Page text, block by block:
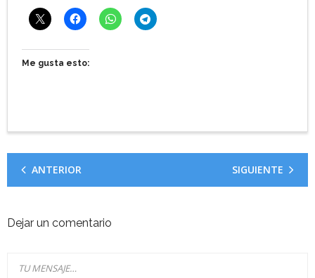
Me gusta esto:
ANTERIOR SIGUIENTE
Dejar un comentario